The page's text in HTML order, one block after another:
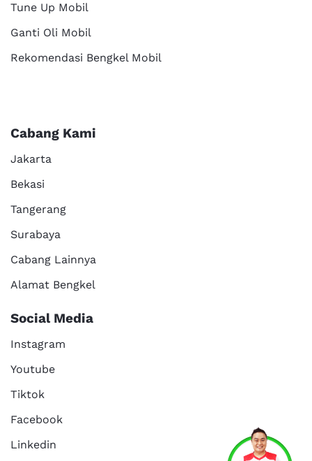
Services About Us
Tune Up Mobil
Ganti Oli Mobil
Rekomendasi Bengkel Mobil
Cabang Kami
Jakarta
Bekasi
Tangerang
Surabaya
Cabang Lainnya
Alamat Bengkel
Social Media
Instagram
Youtube
Tiktok
Facebook
Linkedin